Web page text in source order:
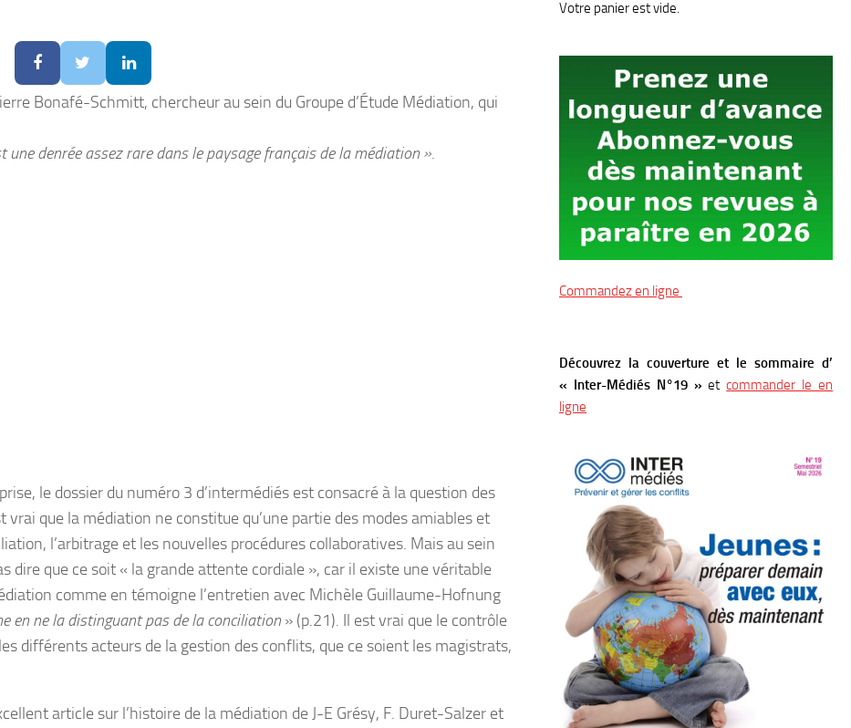
Bonafé-Schmitt, chercheur au sein du Groupe d’Étude Médiation, qui
denrée assez rare dans le paysage français de la médiation ».
le dossier du numéro 3 d’intermédiés est consacré à la question des
que la médiation ne constitue qu’une partie des modes amiables et
l’arbitrage et les nouvelles procédures collaboratives. Mais au sein
dire que ce soit « la grande attente cordiale », car il existe une véritable
comme en témoigne l’entretien avec Michèle Guillaume-Hofnung
en ne la distinguant pas de la conciliation » (p.21). Il est vrai que le contrôle
différents acteurs de la gestion des conflits, que ce soient les magistrats,
article sur l’histoire de la médiation de J-E Grésy, F. Duret-Salzer et
Votre panier est vide.
Commandez en ligne
Découvrez la couverture et le sommaire d’
« Inter-Médiés N°19 »etcommander le en
ligne